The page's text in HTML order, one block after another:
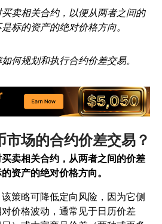
卖相关合约，以便从两者之间的
标的资产的绝对价格方向。
何规划和执行合约价差交易。
场的合约价差交易？
卖相关合约，从两者之间的价差
资产的绝对价格方向。
策略可降低定向风险，因为它侧
价格波动，通常见于日历价差